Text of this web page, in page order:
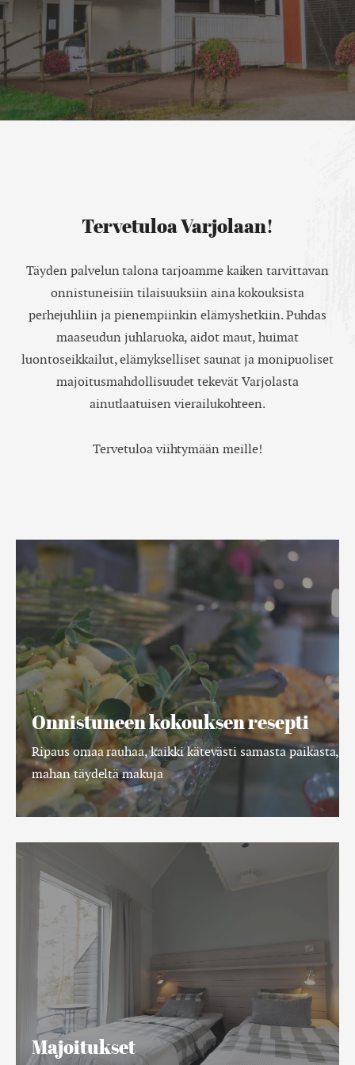
Tervetuloa Varjolaan!
Täyden palvelun talona tarjoamme kaiken tarvittavan
onnistuneisiin tilaisuuksiin aina kokouksista
perhejuhliin ja pienempiinkin elämyshetkiin. Puhdas
maaseudun juhlaruoka, aidot maut, huimat
luontoseikkailut, elämykselliset saunat ja monipuoliset
majoitusmahdollisuudet tekevät Varjolasta
ainutlaatuisen vierailukohteen.
Tervetuloa viihtymään meille!
Onnistuneen
kokouksen
resepti
Onnistuneen kokouksen resepti
Ripaus omaa rauhaa, kaikki kätevästi samasta paikasta,
mahan täydeltä makuja
Majoitukset